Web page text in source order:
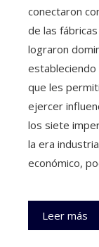
conectaron
de las
lograron
que les
ejercer
los siete
la era
económico,
Leer más